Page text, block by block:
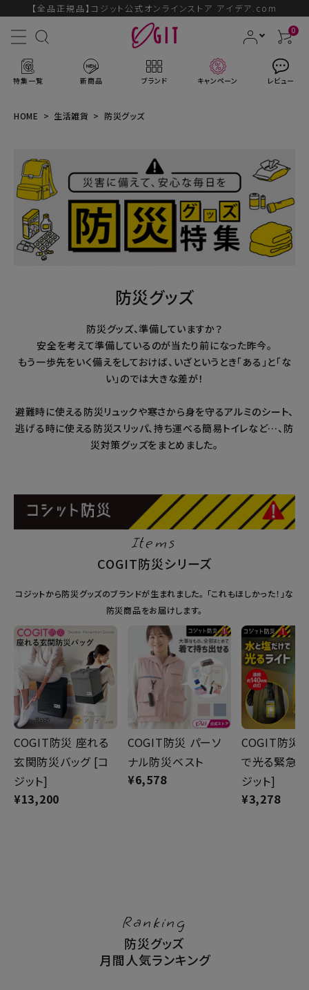
【全品正規品】コジット公式オンラインストア アイデア.com
0
特集一覧 新商品 ブランド キャンペーン レビュー
ACCOUNT MENU
ようこそ ゲスト 様
ログイン 会員登録
ブランドから探す
暑さ・紫外線対策グッズ
推し活グッズ
ボディメイクグッズ
健康
カテゴリ一覧
お悩み解決コラム
INFORMATION
ご利用ガイド
HOME 生活雑貨 防災グッズ
防災グッズ
防災グッズ、準備していますか？
安全を考えて準備しているのが当たり前になった昨今。
もう一歩先をいく備えをしておけば、いざというとき「ある」と「な
い」のでは大きな差が！
避難時に使える防災リュックや寒さから身を守るアルミのシート、
逃げる時に使える防災スリッパ、持ち運べる簡易トイレなど…、防
災対策グッズをまとめました。
Items
COGIT防災シリーズ
コジットから防災グッズのブランドが生まれました。 「これもほしかった！」な
防災商品をお届けします。
COGIT防災 座れる
玄関防災バッグ [コ
ジット]
¥13,200
COGIT防災 パーソ
ナル防災ベスト
¥6,578
COGIT防災
で光る緊急
ジット]
¥3,278
Ranking
防災グッズ
月間人気ランキング